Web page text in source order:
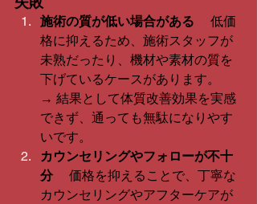
施術の質が低い場合がある 低価
格に抑えるため、施術スタッフが
未熟だったり、機材や素材の質を
下げているケースがあります。
→ 結果として体質改善効果を実感
できず、通っても無駄になりやす
いです。
カウンセリングやフォローが不十
分 価格を抑えることで、丁寧な
カウンセリングやアフターケアが